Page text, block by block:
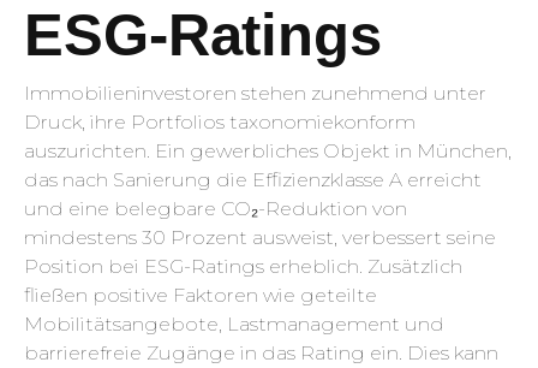
ESG-Ratings
Immobilieninvestoren stehen zunehmend unter
Druck, ihre Portfolios taxonomiekonform
auszurichten. Ein gewerbliches Objekt in München,
das nach Sanierung die Effizienzklasse A erreicht
und eine belegbare CO₂-Reduktion von
mindestens 30 Prozent ausweist, verbessert seine
Position bei ESG-Ratings erheblich. Zusätzlich
fließen positive Faktoren wie geteilte
Mobilitätsangebote, Lastmanagement und
barrierefreie Zugänge in das Rating ein. Dies kann